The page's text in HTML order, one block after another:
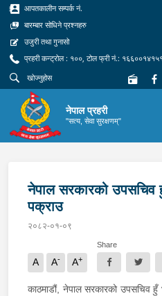
आपतकालीन सम्पर्क नं.
बारम्बार सोधिने प्रश्नहरु
उजुरी तथा गुनासो
प्रहरी कन्ट्रोल : १००, टोल फ्री नं.:
नेपाल प्रहरी
"सत्य, सेवा सुरक्षणम्"
नेपाल सरकारको उपसचिव
पक्राउ
२०८२-०१-०९
A A- A+
Share
काठमाडौं, नेपाल सरकारको उपसचिव